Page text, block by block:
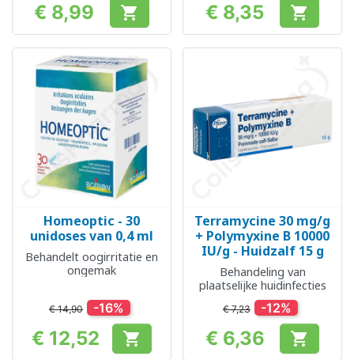
Prijs
€ 8,99  Prijs
€ 8,35 
Homeoptic - 30
unidoses van 0,4 ml
Behandelt oogirritatie en
ongemak
€ 14,90 -16%
Prijs
€ 12,52 
Terramycine 30 mg/g
+ Polymyxine B 10000
IU/g - Huidzalf 15 g
Behandeling van
plaatselijke huidinfecties
€ 7,23 -12%
Prijs
€ 6,36 